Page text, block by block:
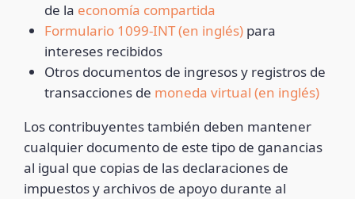
de la economía compartida
Formulario 1099-INT (en inglés) para
intereses recibidos
Otros documentos de ingresos y registros de
transacciones de moneda virtual (en inglés)
Los contribuyentes también deben mantener
cualquier documento de este tipo de ganancias
al igual que copias de las declaraciones de
impuestos y archivos de apoyo durante al